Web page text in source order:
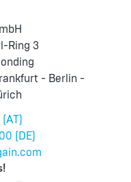
Ring 3
- Berlin -
(DE)